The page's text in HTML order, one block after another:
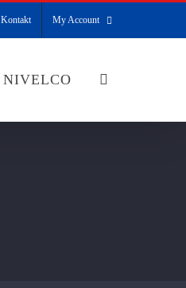
Kontakt My Account
NIVELCO